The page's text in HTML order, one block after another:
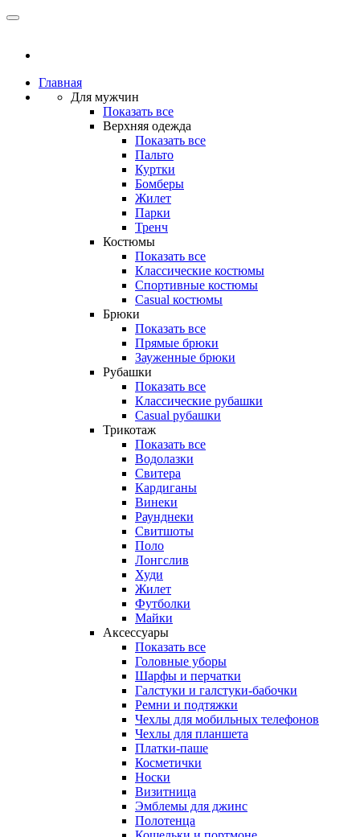
Главная
Для мужчин
Показать все
Верхняя одежда
Показать все
Пальто
Куртки
Бомберы
Жилет
Парки
Тренч
Костюмы
Показать все
Классические костюмы
Спортивные костюмы
Casual костюмы
Брюки
Показать все
Прямые брюки
Зауженные брюки
Рубашки
Показать все
Классические рубашки
Casual рубашки
Трикотаж
Показать все
Водолазки
Свитера
Кардиганы
Винеки
Раунднеки
Свитшоты
Поло
Лонгслив
Худи
Жилет
Футболки
Майки
Аксессуары
Показать все
Головные уборы
Шарфы и перчатки
Галстуки и галстуки-бабочки
Ремни и подтяжки
Чехлы для мобильных телефонов
Чехлы для планшета
Платки-паше
Косметички
Носки
Визитница
Эмблемы для джинс
Полотенца